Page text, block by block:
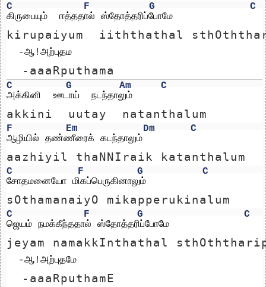
C F G
C
கிருபையும்  ஈத்ததால் ஸ்தோத்தரிப்போமே
kirupaiyum  iiththathal
  -ஆ!அற்புதம
  -aaaRputhama
C G Am
C
அக்கினி  ஊடாய்  நடந்தாலும்
akkini  uutay  natanthalum
F Em Dm
C
ஆழியில் தண்ணீரைக் கடந்தாலும்
aazhiyil thaNNIraik katanthalum
C F G
C
சோதமனையோ மிகப்பெருகினாலும்
sOthamanaiyO mikapperukinalum
C F G
C
ஜெயம் நமக்கீந்ததால் ஸ்தோத்தரிப்போமே
jeyam namakkInthathal
  -ஆ!அற்புதமே
  -aaaRputhamE